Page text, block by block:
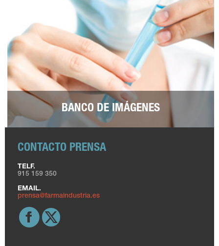
BANCO DE IMÁGENES
CONTACTO PRENSA
TELF.
915 159 350
EMAIL.
prensa@farmaindustria.es